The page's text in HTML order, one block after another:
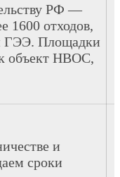
РФ —
1600 отходов,
ГЭЭ. Площадки
объект НВОС,
и
сроки